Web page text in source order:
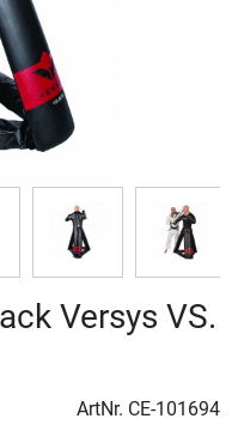
Versys VS.
ArtNr. CE-101694